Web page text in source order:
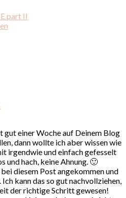
part II
gut einer Woche auf Deinem Blog
dann wollte ich aber wissen wie
irgendwie und einfach gefesselt
und hach, keine Ahnung. 🙂
diesem Post angekommen und
kann das so gut nachvollziehen,
der richtige Schritt gewesen!